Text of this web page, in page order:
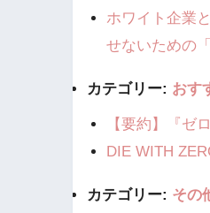
ホワイト企業
せないための
カテゴリー: おす
【要約】『ゼ
DIE WITH
カテゴリー: その